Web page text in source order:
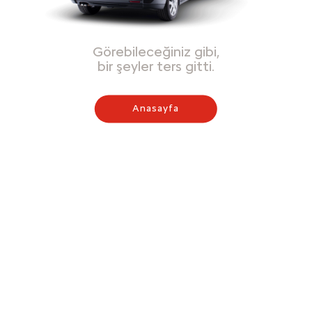
Görebileceğiniz gibi,
bir şeyler ters gitti.
Anasayfa